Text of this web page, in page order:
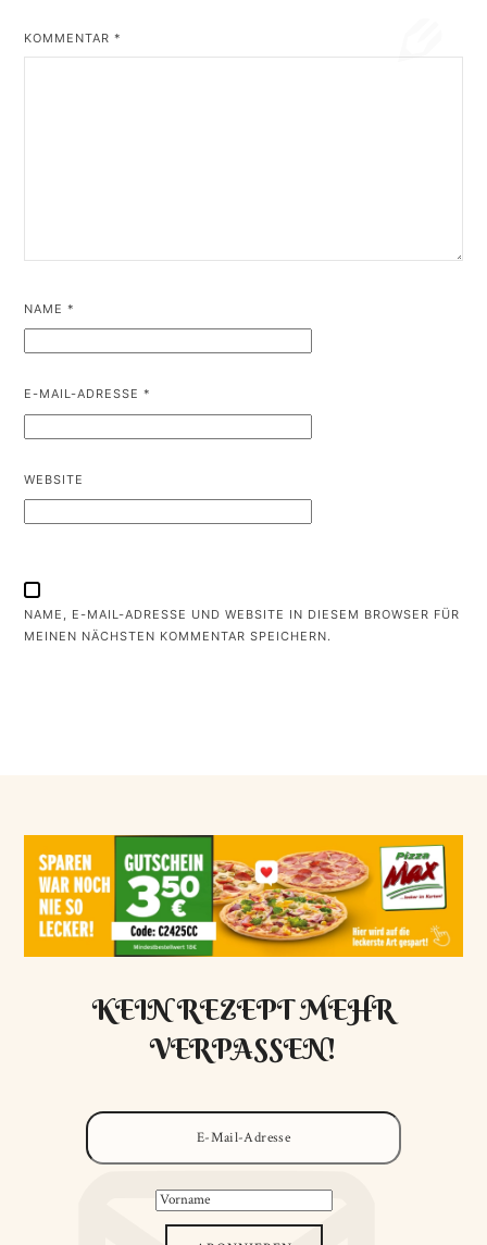
KOMMENTAR*
NAME*
E-MAIL-ADRESSE*
WEBSITE
NAME, E-MAIL-ADRESSE UND WEBSITE IN DIESEM BROWSER FÜR
MEINEN NÄCHSTEN KOMMENTAR SPEICHERN.
KEIN REZEPT MEHR
VERPASSEN!